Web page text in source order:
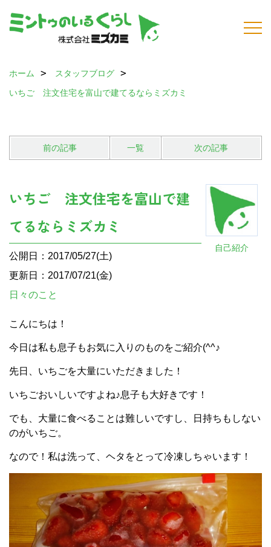
ホーム
スタッフブログ
いちご 注文住宅を富山で建てるならミズカミ
前の記事 一覧 次の記事
自己紹介
いちご 注文住宅を富山で建
てるならミズカミ
公開日：2017/05/27(土)
更新日：2017/07/21(金)
日々のこと
こんにちは！
今日は私も息子もお気に入りのものをご紹介(^^♪
先日、いちごを大量にいただきました！
いちごおいしいですよね♪息子も大好きです！
でも、大量に食べることは難しいですし、日持ちもしない
のがいちご。
なので！私は洗って、ヘタをとって冷凍しちゃいます！